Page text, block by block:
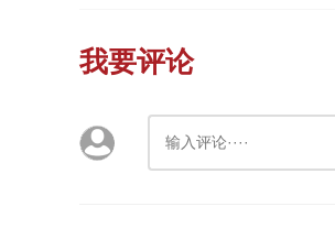
我要评论